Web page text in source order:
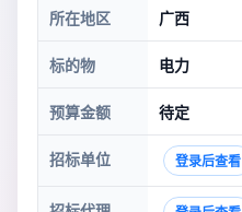
所在地区 广西
标的物 电力
预算金额 待定
招标单位 登录后查看